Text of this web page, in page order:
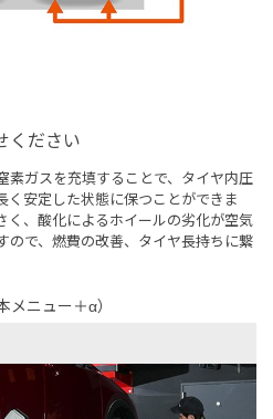
ください
素ガスを充填することで、タイヤ内圧
く安定した状態に保つことができま
く、酸化によるホイールの劣化が空気
ので、燃費の改善、タイヤ長持ちに繋
ニュー＋α）